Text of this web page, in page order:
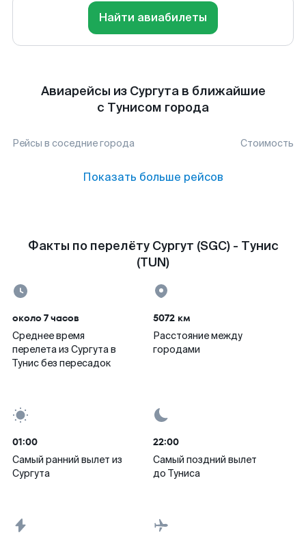
Найти авиабилеты
Авиарейсы из Сургута в ближайшие
с Тунисом города
Рейсы в соседние города Стоимость
Показать больше рейсов
Факты по перелёту Сургут (SGC) - Тунис
(TUN)
около 7 часов
Среднее время
перелета из Сургута в
Тунис без пересадок
5072 км
Расстояние между
городами
01:00
Самый ранний вылет из
Сургута
22:00
Самый поздний вылет
до Туниса